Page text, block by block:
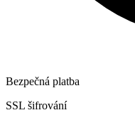
Bezpečná platba
SSL šifrování